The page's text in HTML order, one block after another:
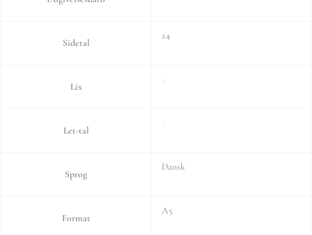
Sidetal
24
Lix
3
Let-tal
7
Sprog
Dansk
Format
A5